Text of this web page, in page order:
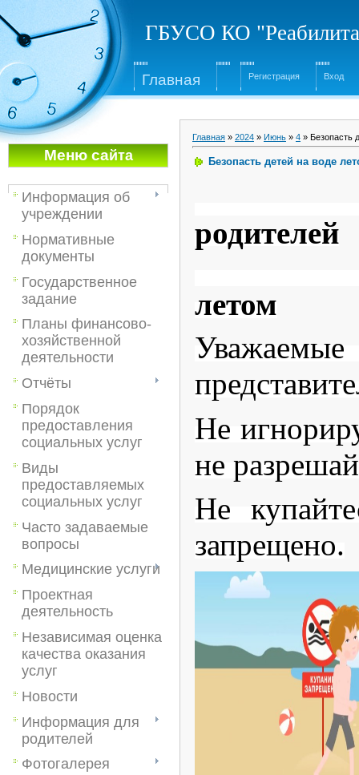
ГБУСО КО
Главная Регистрация Вход
Меню сайта
Информация об
учреждении
Нормативные
документы
Государственное
задание
Планы финансово-
хозяйственной
деятельности
Отчёты
Порядок
предоставления
социальных услуг
Виды
предоставляемых
социальных услуг
Часто задаваемые
вопросы
Медицинские услуги
Проектная
деятельность
Независимая оценка
качества оказания
услуг
Новости
Информация для
родителей
Фотогалерея
Главная » 2024 » Июнь » 4 » Безопасть
Безопасть детей на воде
родителей
летом
Не
не
Не
запрещено.